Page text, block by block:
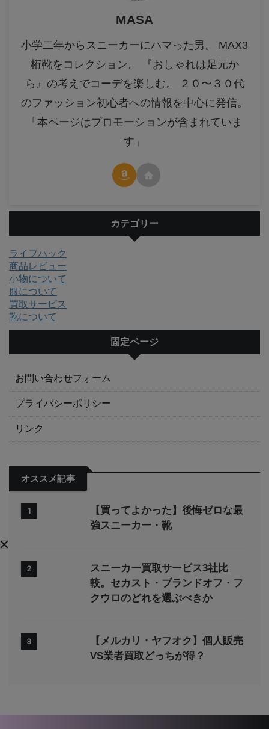
MASA
小学二年からスニーカーにハマった男。 MAX3
桁靴をコレクション。 『おしゃれは足元か
ら』の考えでコーデを楽しむ。 ２０〜３０代
のファッション初心者への情報を中心に発信。
「本ページはプロモーションが含まれていま
す」
カテゴリー
ライフハック
商品レビュー
小物について
服について
買取サービス
靴について
固定ページ
お問い合わせフォーム
プライバシーポリシー
リンク
オススメ記事
1
【買ってよかった】後悔ゼロな最
強スニーカー・靴
2
スニーカー買取サービス3社比
較。セカスト・ブランドオフ・フ
クウロのどれを選ぶべきか
3
【メルカリ・ヤフオク】個人販売
VS業者買取どっちが得？